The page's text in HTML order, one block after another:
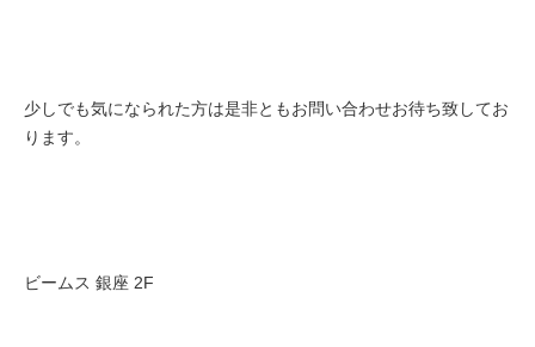
少しでも気になられた方は是非ともお問い合わせお待ち致してお
ります。
ビームス 銀座 2F